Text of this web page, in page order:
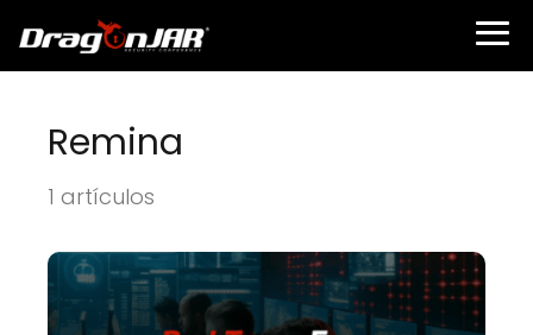
Remina
1 artículos